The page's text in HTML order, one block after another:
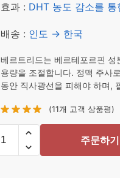
효과 : DHT 농도 감소를
배송 : 인도 → 한국
베르트리드는 베르테포르핀
용량을 조절합니다. 정맥 주사
동안 직사광선을 피해야 하며,
(11개 고객 상품평)
주문하기